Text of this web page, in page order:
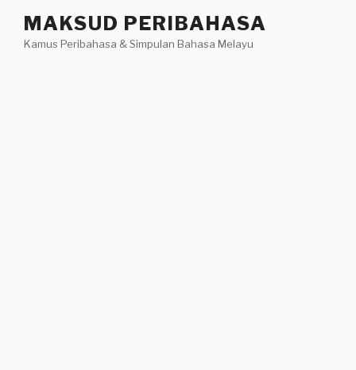
content
MAKSUD PERIBAHASA
Kamus Peribahasa & Simpulan Bahasa Melayu